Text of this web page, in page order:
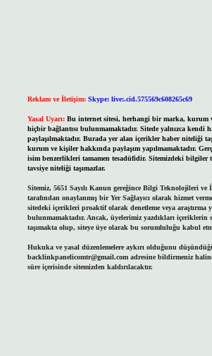
Reklam ve İletişim: Skype: live:.cid.575569c608265c69
Yasal Uyarı: Bu internet sitesi, herhangi bir marka, kurum
hiçbir bağlantısı bulunmamaktadır. Sitede yalnızca kendi
paylaşılmaktadır. Burada yer alan içerikler haber niteliği
kurum ve kişiler hakkında paylaşım yapılmamaktadır.
isim benzerlikleri tamamen tesadüfidir. Sitemizdeki bilgiler
tavsiye niteliği taşımazlar.
Sitemiz, 5651 Sayılı Kanun gereğince Bilgi Teknolojileri
tarafından onaylanmış bir Yer Sağlayıcı olarak hizmet
sitedeki içerikleri proaktif olarak denetleme veya araştırma
bulunmamaktadır. Ancak, üyelerimiz yazdıkları içeriklerin
taşımakta olup, siteye üye olarak bu sorumluluğu kabul
Hukuka ve yasal düzenlemelere aykırı olduğunu
backlinkpanelicomtr@gmail.comadresine bildirmeniz
süre içerisinde sitemizden kaldırılacaktır.